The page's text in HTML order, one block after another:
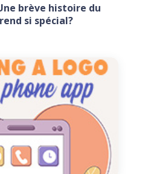
brève histoire du
si spécial?